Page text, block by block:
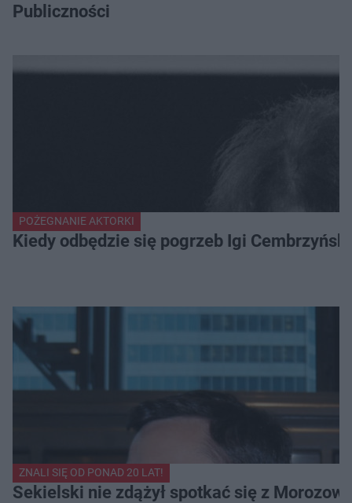
Publiczności
POŻEGNANIE AKTORKI
Kiedy odbędzie się pogrzeb Igi
ZNALI SIĘ OD PONAD 20 LAT!
Sekielski nie zdążył spotkać się z